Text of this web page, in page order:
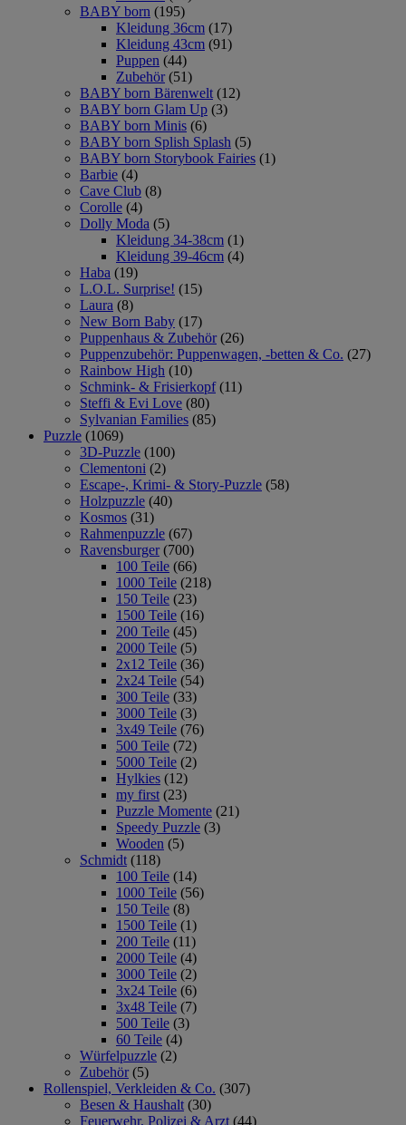
BABY born (195)
Kleidung 36cm (17)
Kleidung 43cm (91)
Puppen (44)
Zubehör (51)
BABY born Bärenwelt (12)
BABY born Glam Up (3)
BABY born Minis (6)
BABY born Splish Splash (5)
BABY born Storybook Fairies (1)
Barbie (4)
Cave Club (8)
Corolle (4)
Dolly Moda (5)
Kleidung 34-38cm (1)
Kleidung 39-46cm (4)
Haba (19)
L.O.L. Surprise! (15)
Laura (8)
New Born Baby (17)
Puppenhaus & Zubehör (26)
Puppenzubehör: Puppenwagen, -betten & Co. (27)
Rainbow High (10)
Schmink- & Frisierkopf (11)
Steffi & Evi Love (80)
Sylvanian Families (85)
Puzzle (1069)
3D-Puzzle (100)
Clementoni (2)
Escape-, Krimi- & Story-Puzzle (58)
Holzpuzzle (40)
Kosmos (31)
Rahmenpuzzle (67)
Ravensburger (700)
100 Teile (66)
1000 Teile (218)
150 Teile (23)
1500 Teile (16)
200 Teile (45)
2000 Teile (5)
2x12 Teile (36)
2x24 Teile (54)
300 Teile (33)
3000 Teile (3)
3x49 Teile (76)
500 Teile (72)
5000 Teile (2)
Hylkies (12)
my first (23)
Puzzle Momente (21)
Speedy Puzzle (3)
Wooden (5)
Schmidt (118)
100 Teile (14)
1000 Teile (56)
150 Teile (8)
1500 Teile (1)
200 Teile (11)
2000 Teile (4)
3000 Teile (2)
3x24 Teile (6)
3x48 Teile (7)
500 Teile (3)
60 Teile (4)
Würfelpuzzle (2)
Zubehör (5)
Rollenspiel, Verkleiden & Co. (307)
Besen & Haushalt (30)
Feuerwehr, Polizei & Arzt (44)